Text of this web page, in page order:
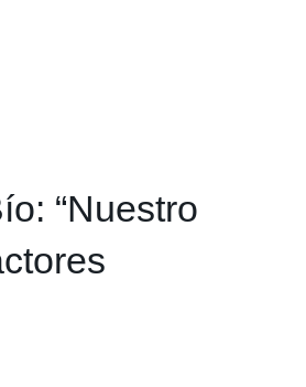
“Nuestro